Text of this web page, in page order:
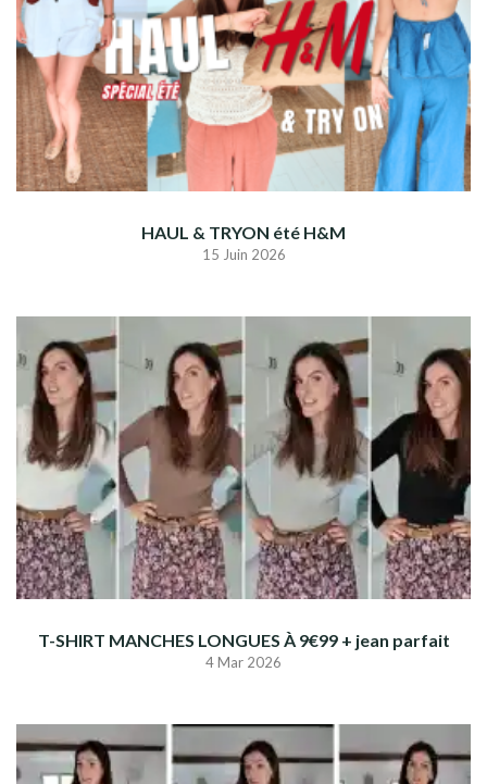
HAUL & TRYON été H&M
15 Juin 2026
T-SHIRT MANCHES LONGUES À 9€99 + jean parfait
4 Mar 2026